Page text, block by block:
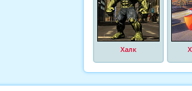
Халк